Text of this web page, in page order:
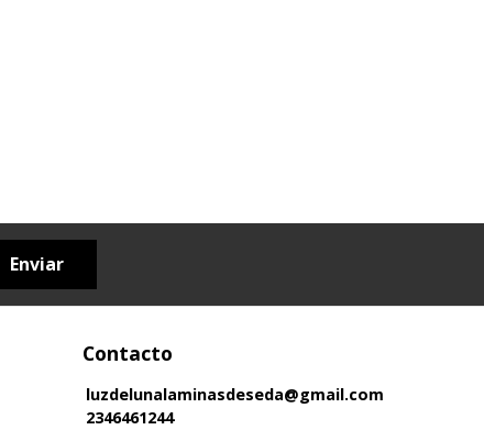
Enviar
Contacto
luzdelunalaminasdeseda@gmail.com
2346461244